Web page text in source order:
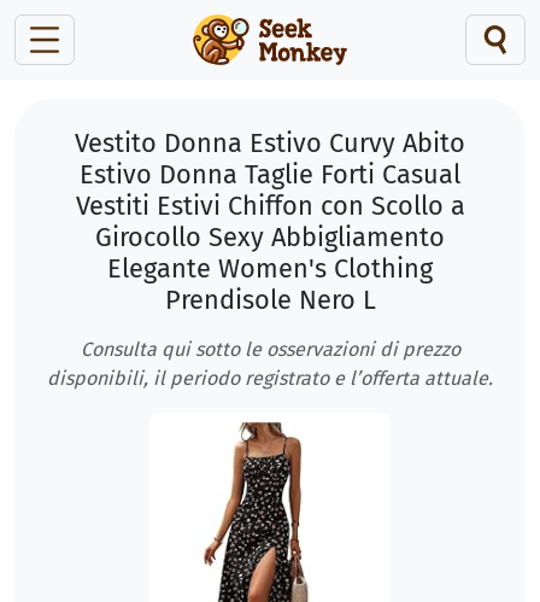
Vestito Donna Estivo Curvy Abito
Estivo Donna Taglie Forti Casual
Vestiti Estivi Chiffon con Scollo a
Girocollo Sexy Abbigliamento
Elegante Women's Clothing
Prendisole Nero L
Consulta qui sotto le osservazioni di prezzo
disponibili, il periodo registrato e l’offerta attuale.